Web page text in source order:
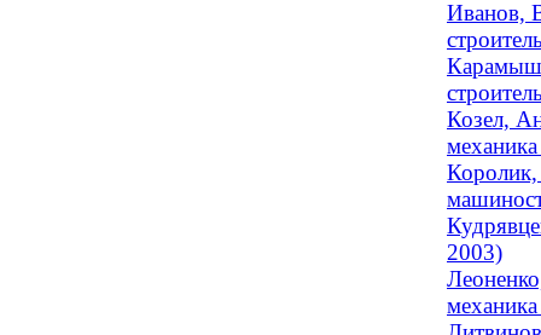
Иванов,
Козел,
Королик,
2003)